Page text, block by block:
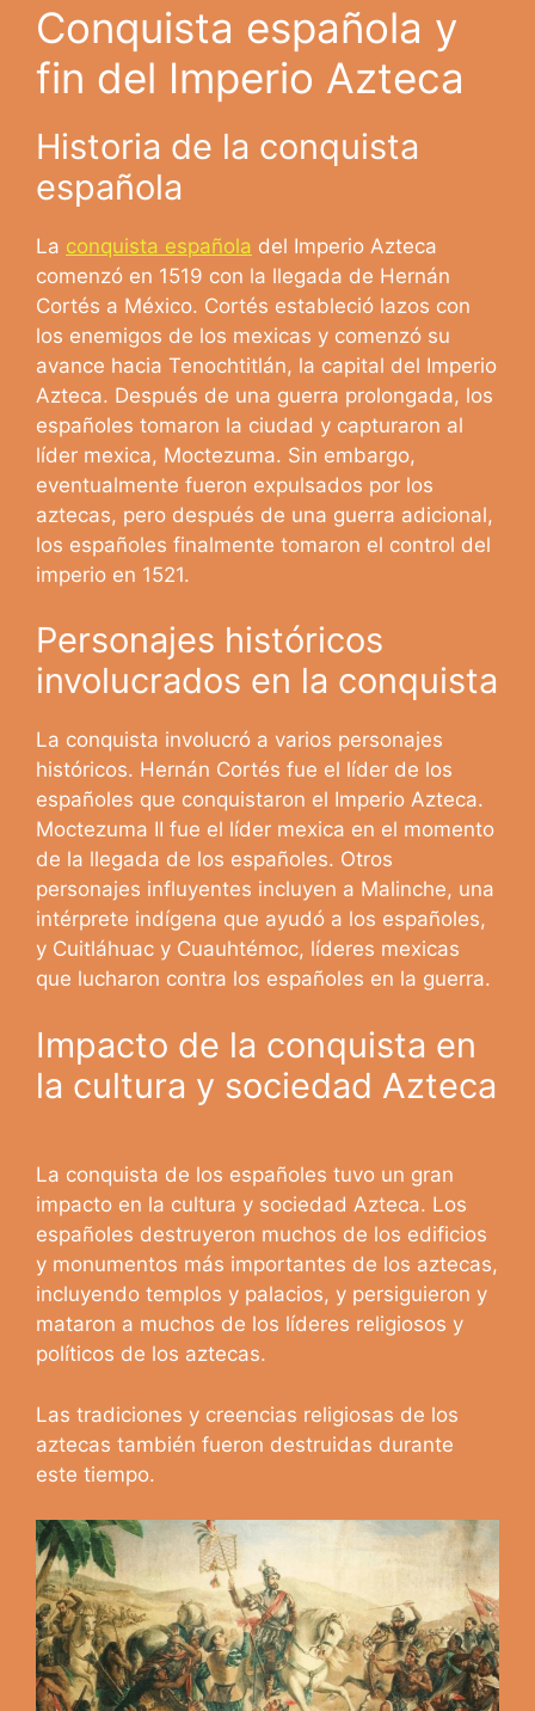
Conquista española y
fin del Imperio Azteca
Historia de la conquista
española
La conquista española del Imperio Azteca
comenzó en 1519 con la llegada de Hernán
Cortés a México. Cortés estableció lazos con
los enemigos de los mexicas y comenzó su
avance hacia Tenochtitlán, la capital del Imperio
Azteca. Después de una guerra prolongada, los
españoles tomaron la ciudad y capturaron al
líder mexica, Moctezuma. Sin embargo,
eventualmente fueron expulsados por los
aztecas, pero después de una guerra adicional,
los españoles finalmente tomaron el control del
imperio en 1521.
Personajes históricos
involucrados en la conquista
La conquista involucró a varios personajes
históricos. Hernán Cortés fue el líder de los
españoles que conquistaron el Imperio Azteca.
Moctezuma II fue el líder mexica en el momento
de la llegada de los españoles. Otros
personajes influyentes incluyen a Malinche, una
intérprete indígena que ayudó a los españoles,
y Cuitláhuac y Cuauhtémoc, líderes mexicas
que lucharon contra los españoles en la guerra.
Impacto de la conquista en
la cultura y sociedad Azteca
La conquista de los españoles tuvo un gran
impacto en la cultura y sociedad Azteca. Los
españoles destruyeron muchos de los edificios
y monumentos más importantes de los aztecas,
incluyendo templos y palacios, y persiguieron y
mataron a muchos de los líderes religiosos y
políticos de los aztecas.
Las tradiciones y creencias religiosas de los
aztecas también fueron destruidas durante
este tiempo.